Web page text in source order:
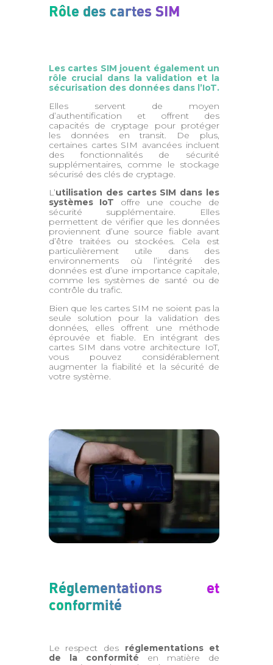
Rôle des cartes SIM
Les cartes SIM jouent également un
rôle crucial dans la validation et la
sécurisation des données dans l’IoT.
Elles servent de moyen
d’authentification et offrent des
capacités de cryptage pour protéger
les données en transit. De plus,
certaines cartes SIM avancées incluent
des fonctionnalités de sécurité
supplémentaires, comme le stockage
sécurisé des clés de cryptage.
L’utilisation des cartes SIM dans les
systèmes IoT offre une couche de
sécurité supplémentaire. Elles
permettent de vérifier que les données
proviennent d’une source fiable avant
d’être traitées ou stockées. Cela est
particulièrement utile dans des
environnements où l’intégrité des
données est d’une importance capitale,
comme les systèmes de santé ou de
contrôle du trafic.
Bien que les cartes SIM ne soient pas la
seule solution pour la validation des
données, elles offrent une méthode
éprouvée et fiable. En intégrant des
cartes SIM dans votre architecture IoT,
vous pouvez considérablement
augmenter la fiabilité et la sécurité de
votre système.
Réglementations et
conformité
Le respect des réglementations et
de la conformité en matière de